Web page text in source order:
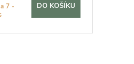
7 -
DO KOŠÍKU